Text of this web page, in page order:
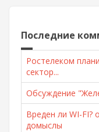
Последние
Ростелеком
сектор...
Обсуждение
Вреден ли WI-FI?
домыслы